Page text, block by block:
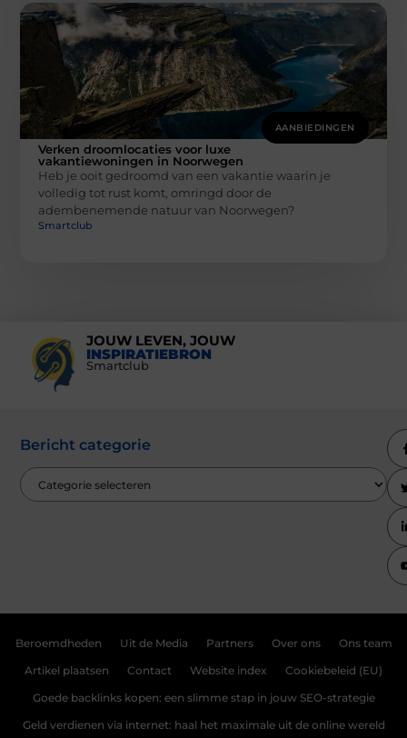
AANBIEDINGEN
Verken droomlocaties voor luxe
vakantiewoningen in Noorwegen
Heb je ooit gedroomd van een vakantie waarin je
volledig tot rust komt, omringd door de
adembenemende natuur van Noorwegen?
Smartclub
JOUW LEVEN, JOUW
INSPIRATIEBRON
Smartclub
Bericht categorie
Beroemdheden Uit de Media Partners Over ons Ons team
Artikel plaatsen Contact Website index Cookiebeleid (EU)
Goede backlinks kopen: een slimme stap in jouw SEO-strategie
Geld verdienen via internet: haal het maximale uit de online wereld